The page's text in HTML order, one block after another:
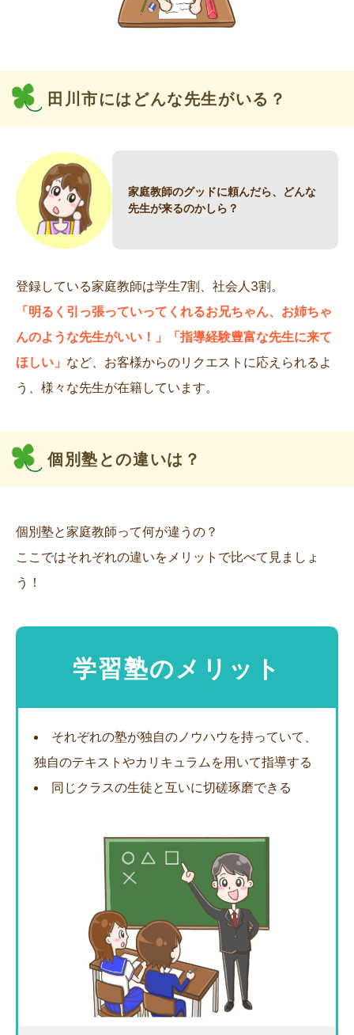
田川市にはどんな先生がいる？
家庭教師のグッドに頼んだら、どんな
先生が来るのかしら？
登録している家庭教師は学生7割、社会人3割。
「明るく引っ張っていってくれるお兄ちゃん、お姉ちゃ
んのような先生がいい！」「指導経験豊富な先生に来て
ほしい」 など、お客様からのリクエストに応えられるよ
う、様々な先生が在籍しています。
個別塾との違いは？
個別塾と家庭教師って何が違うの？
ここではそれぞれの違いをメリットで比べて見ましょ
う！
学習塾のメリット
それぞれの塾が独自のノウハウを持っていて、
独自のテキストやカリキュラムを用いて指導する
同じクラスの生徒と互いに切磋琢磨できる